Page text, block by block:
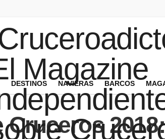
DESTINOS NAVIERAS BARCOS